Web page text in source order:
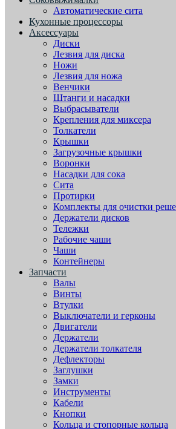
Автоматические сита
Кухонные процессоры
Аксессуары
Диски
Лезвия для диска
Ножи
Лезвия для ножа
Венчики
Штанги и насадки
Выбрасыватели
Крепления для миксера
Толкатели
Крышки
Загрузочные крышки
Воронки
Насадки для сока
Сита
Протирки
Комплекты для очистки
Держатели дисков
Тележки
Рабочие чаши
Чаши
Контейнеры
Запчасти
Валы
Винты
Втулки
Выключатели и герконы
Двигатели
Держатели
Держатели толкателя
Дефлекторы
Заглушки
Замки
Инструменты
Кабели
Кнопки
Кольца и стопорные кольца